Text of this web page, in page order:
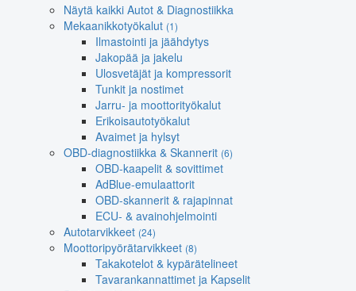
Näytä kaikki Autot & Diagnostiikka
Mekaanikkotyökalut (1)
Ilmastointi ja jäähdytys
Jakopää ja jakelu
Ulosvetäjät ja kompressorit
Tunkit ja nostimet
Jarru- ja moottorityökalut
Erikoisautotyökalut
Avaimet ja hylsyt
OBD-diagnostiikka & Skannerit (6)
OBD-kaapelit & sovittimet
AdBlue-emulaattorit
OBD-skannerit & rajapinnat
ECU- & avainohjelmointi
Autotarvikkeet (24)
Moottoripyörätarvikkeet (8)
Takakotelot & kypärätelineet
Tavarankannattimet ja Kapselit